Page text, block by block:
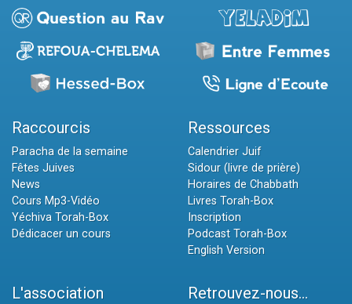
Raccourcis
Paracha de la semaine
Fêtes Juives
News
Cours Mp3-Vidéo
Yéchiva Torah-Box
Dédicacer un cours
Ressources
Calendrier Juif
Sidour (livre de prière)
Horaires de Chabbath
Livres Torah-Box
Inscription
Podcast Torah-Box
English Version
L'association Retrouvez-nous...